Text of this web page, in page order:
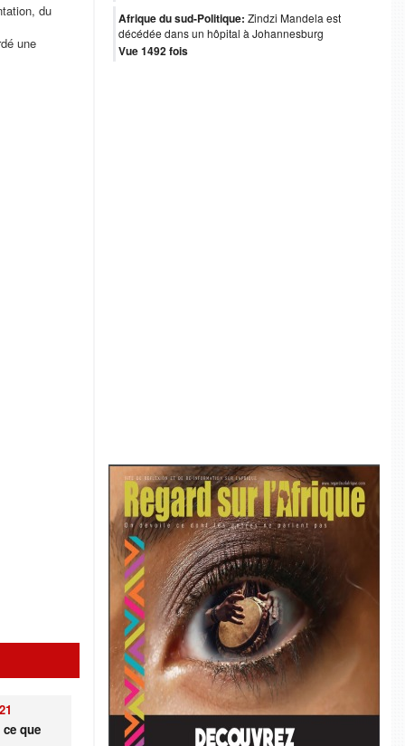
du
une
que
Afrique du sud-Politique: Zindzi Mandela est
décédée dans un hôpital à Johannesburg
Vue 1492 fois